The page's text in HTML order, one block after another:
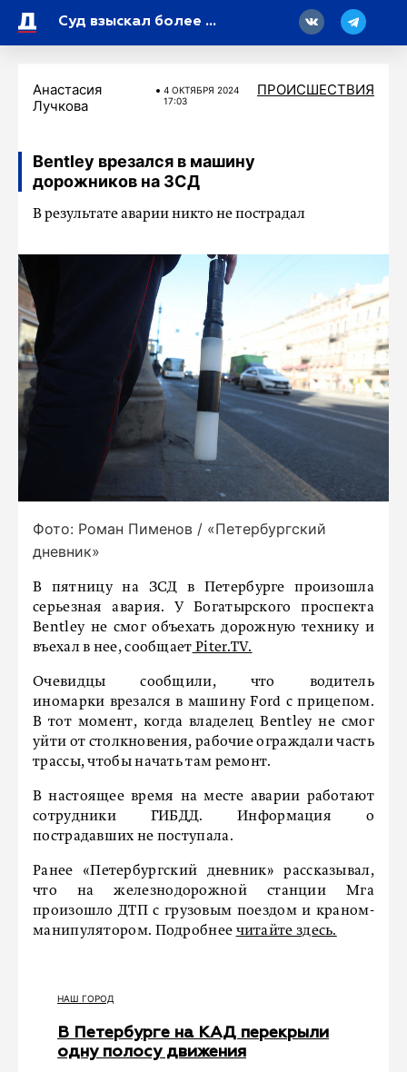
Суд взыскал более 5,6 миллиона рублей с петербуржца, спалившего склад во время перекура
Анастасия
Лучкова
4 ОКТЯБРЯ 2024
17:03
ПРОИСШЕСТВИЯ
Bentley врезался в машину
дорожников на ЗСД
В результате аварии никто не пострадал
Фото: Роман Пименов / «Петербургский
дневник»
В пятницу на ЗСД в Петербурге произошла
серьезная авария. У Богатырского проспекта
Bentley не смог объехать дорожную технику и
въехал в нее, сообщает Piter.TV.
Очевидцы сообщили, что водитель
иномарки врезался в машину Ford с прицепом.
В тот момент, когда владелец Bentley не смог
уйти от столкновения, рабочие ограждали часть
трассы, чтобы начать там ремонт.
В настоящее время на месте аварии работают
сотрудники ГИБДД. Информация о
пострадавших не поступала.
Ранее «Петербургский дневник» рассказывал,
что на железнодорожной станции Мга
произошло ДТП с грузовым поездом и краном-
манипулятором. Подробнее читайте здесь.
НАШ ГОРОД
В Петербурге на КАД перекрыли
одну полосу движения